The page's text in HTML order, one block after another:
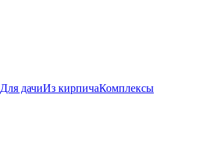
Для дачиИз кирпичаКомплексы